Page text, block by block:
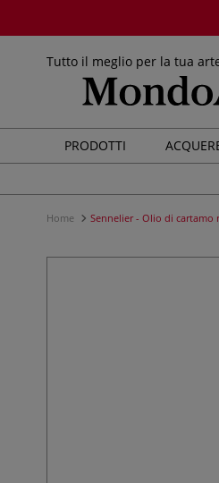
Tutto il meglio per la tua
PRODOTTI
Home Sennelier - Olio di cartamo